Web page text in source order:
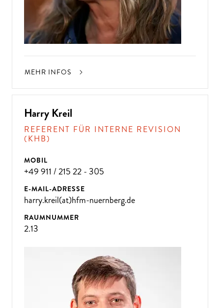
MEHR INFOS
Harry Kreil
REFERENT FÜR INTERNE REVISION
(KHB)
MOBIL
+49 911 / 215 22 - 305
E-MAIL-ADRESSE
harry.kreil(at)hfm-nuernberg.de
RAUMNUMMER
2.13